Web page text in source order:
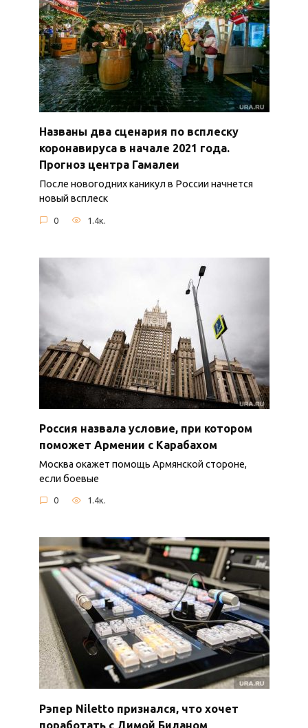
Названы два сценария по всплеску
коронавируса в начале 2021 года.
Прогноз центра Гамалеи
После новогодних каникул в России начнется
новый всплеск
0 1.4к.
Россия назвала условие, при котором
поможет Армении с Карабахом
Москва окажет помощь Армянской стороне,
если боевые
0 1.4к.
Рэпер Niletto признался, что хочет
поработать с Димой Биланом